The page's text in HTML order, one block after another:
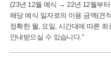
(23년 12월 예식 → 22년 12월부
해당 예식 일자로의 이용 금액(견
정확한 월, 요일, 시간대에 따른
안내받으실 수 있습니다."